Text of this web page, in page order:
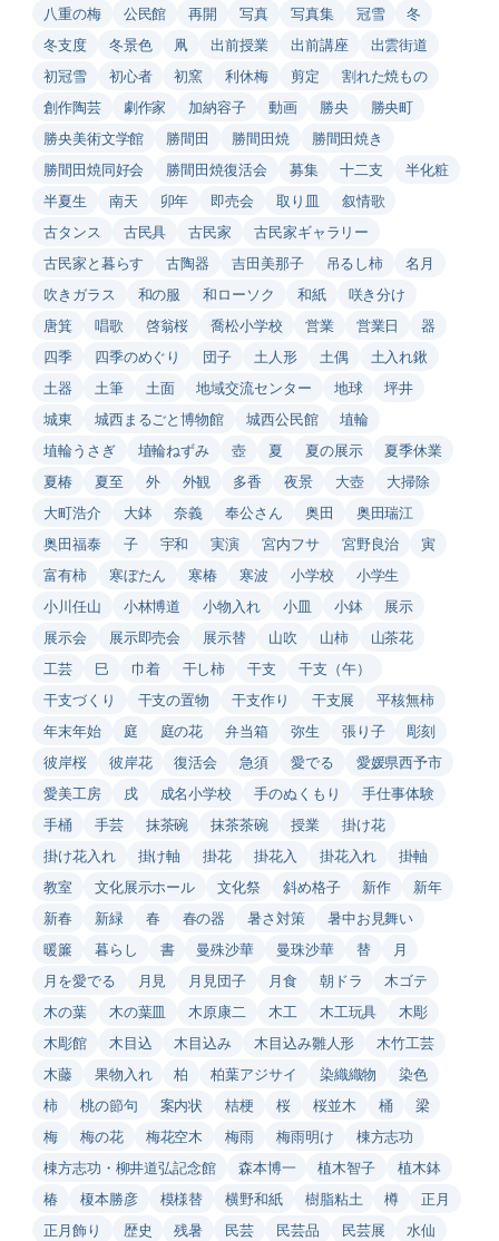
八重の梅
公民館 再開 写真 写真集 冠雪
冬
冬支度
冬景色 凧 出前授業 出前講座
出雲街道
初冠雪
初心者 初窯 利休梅 剪定
割れた焼もの
創作陶芸
劇作家 加納容子 動画 勝央
勝央町
勝央美術文学館
勝間田 勝間田焼
勝間田焼き
勝間田焼同好会
勝間田焼復活会 募集 十二支
半化粧
半夏生
南天 卯年 即売会 取り皿
叙情歌
古タンス
古民具 古民家
古民家ギャラリー
古民家と暮らす
古陶器 吉田美那子 吊るし柿
名月
吹きガラス
和の服 和ローソク 和紙
咲き分け
唐箕
唱歌 啓翁桜 喬松小学校 営業 営業日
器
四季
四季のめぐり 団子 土人形 土偶
土入れ鍬
土器
土筆 土面 地域交流センター 地球
坪井
城東
城西まるごと博物館 城西公民館
埴輪
埴輪うさぎ
埴輪ねずみ 壺 夏 夏の展示
夏季休業
夏椿
夏至 外 外観 多香 夜景 大壺
大掃除
大町浩介
大鉢 奈義 奉公さん 奥田
奥田瑞江
奥田福泰
子 宇和 実演 宮内フサ 宮野良治
寅
富有柿
寒ぼたん 寒椿 寒波 小学校
小学生
小川任山
小林博道 小物入れ 小皿 小鉢
展示
展示会
展示即売会 展示替 山吹 山柿
山茶花
工芸
巳 巾着 干し柿 干支
干支（午）
干支づくり
干支の置物 干支作り 干支展
平核無柿
年末年始
庭 庭の花 弁当箱 弥生 張り子
彫刻
彼岸桜
彼岸花 復活会 急須 愛でる
愛媛県西予市
愛美工房
戌 成名小学校 手のぬくもり
手仕事体験
手桶
手芸 抹茶碗 抹茶茶碗 授業
掛け花
掛け花入れ
掛け軸 掛花 掛花入 掛花入れ
掛軸
教室
文化展示ホール 文化祭 斜め格子 新作
新年
新春
新緑 春 春の器 暑さ対策
暑中お見舞い
暖簾
暮らし 書 曼殊沙華 曼珠沙華 替
月
月を愛でる
月見 月見団子 月食 朝ドラ
木ゴテ
木の葉
木の葉皿 木原康二 木工 木工玩具
木彫
木彫館
木目込 木目込み 木目込み雛人形
木竹工芸
木藤
果物入れ 柏 柏葉アジサイ 染織織物
染色
柿
桃の節句 案内状 桔梗 桜 桜並木 桶
梁
梅
梅の花 梅花空木 梅雨 梅雨明け
棟方志功
棟方志功・柳井道弘記念館
森本博一 植木智子
植木鉢
椿
榎本勝彦 模様替 横野和紙 樹脂粘土 樽
正月
正月飾り
歴史 残暑 民芸 民芸品 民芸展 水仙